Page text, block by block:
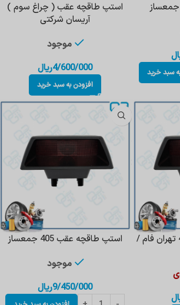
سبد خرید
استپ طاقچه عقب ( چراغ سوم )
آریسان شرکتی
موجود
4/600/000ریال
افزودن به سبد خرید
استپ طاقچه عقب 405 تهران فام /
استپ طاقچه عقب 405 جمعساز
موجود
9/450/000ریال